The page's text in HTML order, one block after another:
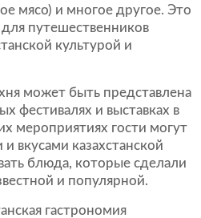
мясо) и многое другое. Это
путешественников
культурой и
может быть представлена
фестивалях и выставках в
мероприятиях гости могут
вкусами казахстанской
блюда, которые сделали
и популярной.
гастрономия